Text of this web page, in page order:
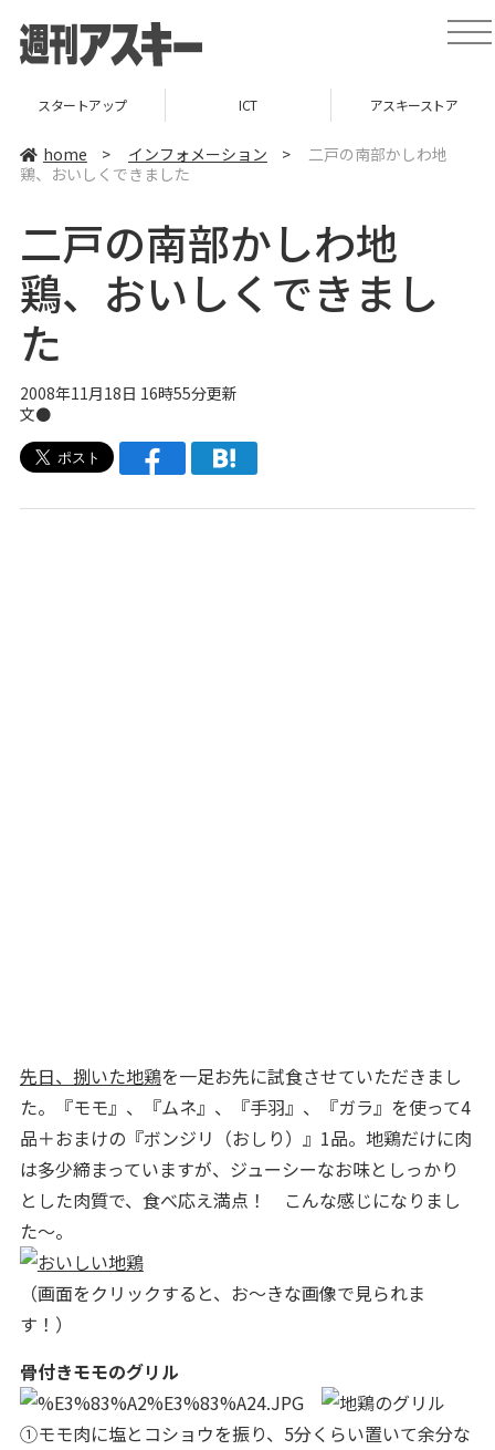
t
o
スタートアップ ICT アスキーストア
home > インフォメーション >
二戸の南部かしわ地
鶏、おいしくできました
二戸の南部かしわ地
鶏、おいしくできまし
た
2008年11月18日 16時55分更新
文●
先日、捌いた地鶏を一足お先に試食させていただきまし
た。『モモ』、『ムネ』、『手羽』、『ガラ』を使って4
品＋おまけの『ボンジリ（おしり）』1品。地鶏だけに肉
は多少締まっていますが、ジューシーなお味としっかり
とした肉質で、食べ応え満点！ こんな感じになりまし
た～。
（画面をクリックすると、お～きな画像で見られま
す！）
骨付きモモのグリル
①モモ肉に塩とコショウを振り、5分くらい置いて余分な